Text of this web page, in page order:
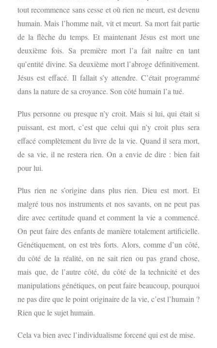
tout recommence sans cesse et où rien ne meurt, est devenu
humain. Mais l’homme naît, vit et meurt. Sa mort fait partie
de la flèche du temps. Et maintenant Jésus est mort une
deuxième fois. Sa première mort l’a fait naître en tant
qu’entité divine. Sa deuxième mort l’abroge définitivement.
Jésus est effacé. Il fallait s’y attendre. C’était programmé
dans la nature de sa croyance. Son côté humain l’a tué.
Plus personne ou presque n’y croit. Mais si lui, qui était si
puissant, est mort, c’est que celui qui n’y croit plus sera
effacé complètement du livre de la vie. Quand il sera mort,
de sa vie, il ne restera rien. On a envie de dire : bien fait
pour lui.
Plus rien ne s’origine dans plus rien. Dieu est mort. Et
malgré tous nos instruments et nos savants, on ne peut pas
dire avec certitude quand et comment la vie a commencé.
On peut faire des enfants de manière totalement artificielle.
Génétiquement, on est très forts. Alors, comme d’un côté,
du côté de la réalité, on ne sait rien ou pas grand chose,
mais que, de l’autre côté, du côté de la technicité et des
manipulations génétiques, on peut faire beaucoup, pourquoi
ne pas dire que le point originaire de la vie, c’est l’humain ?
Rien que le sujet humain.
Cela va bien avec l’individualisme forcené qui est de mise.